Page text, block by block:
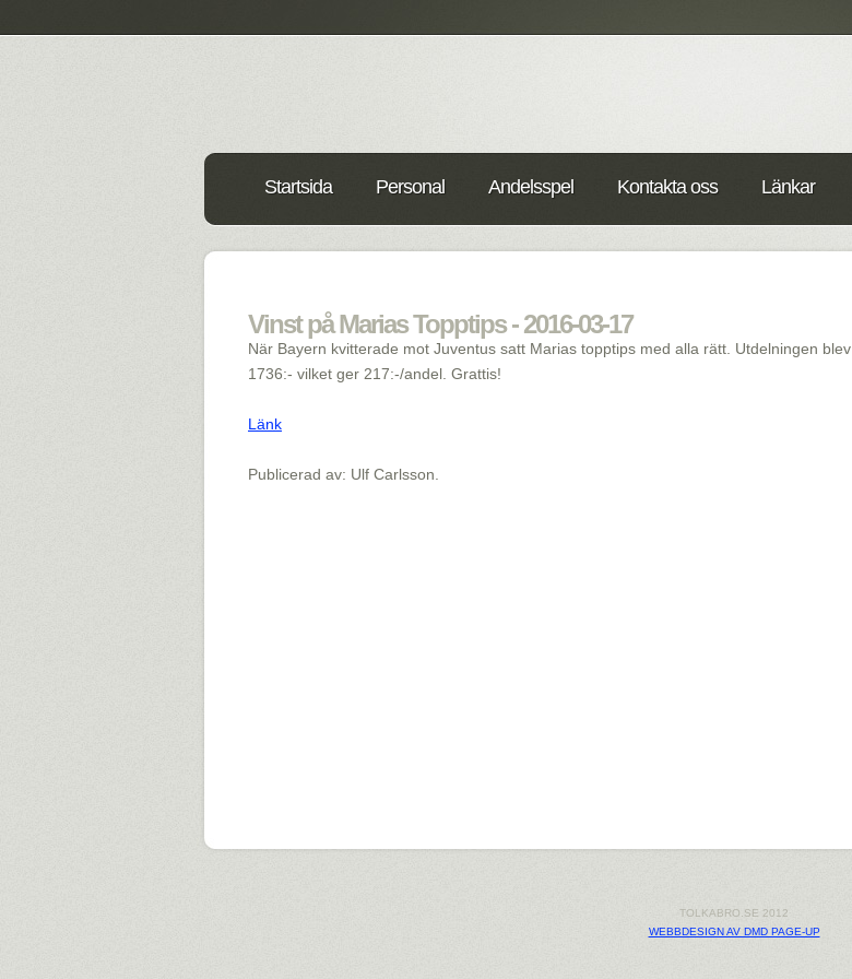
Startsida Personal Andelsspel Kontakta oss Länkar
Vinst på Marias Topptips - 2016-03-17
När Bayern kvitterade mot Juventus satt Marias topptips med alla rätt. Utdelningen blev
1736:- vilket ger 217:-/andel. Grattis!
Länk
Publicerad av: Ulf Carlsson.
TOLKABRO.SE 2012
WEBBDESIGN AV DMD PAGE-UP